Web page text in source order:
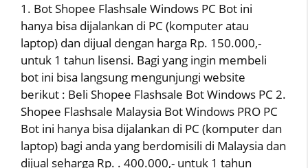
1. Bot Shopee Flashsale Windows PC Bot ini
hanya bisa dijalankan di PC (komputer atau
laptop) dan dijual dengan harga Rp. 150.000,-
untuk 1 tahun lisensi. Bagi yang ingin membeli
bot ini bisa langsung mengunjungi website
berikut : Beli Shopee Flashsale Bot Windows PC 2.
Shopee Flashsale Malaysia Bot Windows PRO PC
Bot ini hanya bisa dijalankan di PC (komputer dan
laptop) bagi anda yang berdomisili di Malaysia dan
dijual seharga Rp. . 400.000,- untuk 1 tahun